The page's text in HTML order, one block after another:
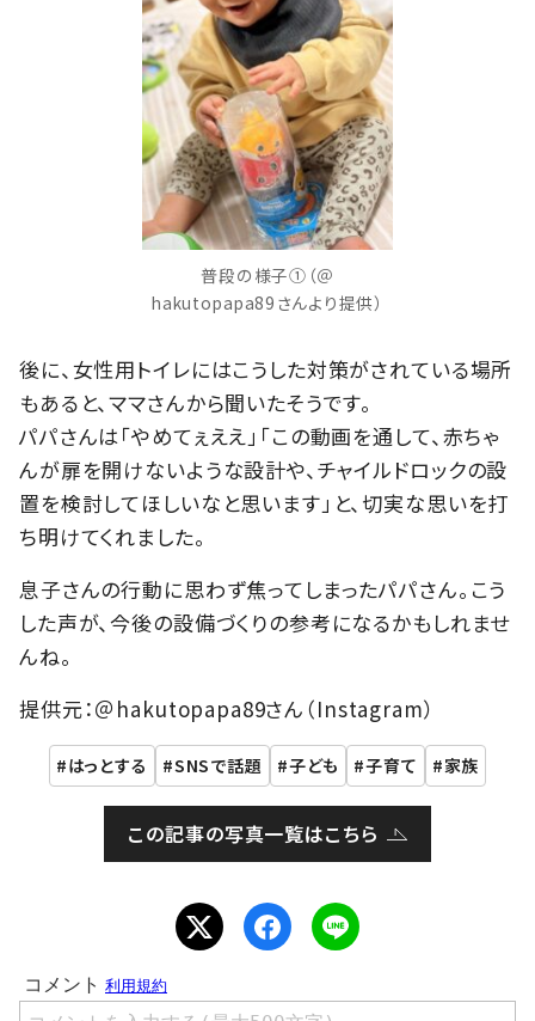
普段の様子①（＠
hakutopapa89さんより提供）
後に、女性用トイレにはこうした対策がされている場所
もあると、ママさんから聞いたそうです。
パパさんは「やめてぇええ」「この動画を通して、赤ちゃ
んが扉を開けないような設計や、チャイルドロックの設
置を検討してほしいなと思います」と、切実な思いを打
ち明けてくれました。
息子さんの行動に思わず焦ってしまったパパさん。こう
した声が、今後の設備づくりの参考になるかもしれませ
んね。
提供元：＠hakutopapa89さん（Instagram）
はっとする SNSで話題 子ども 子育て 家族
この記事の写真一覧はこちら